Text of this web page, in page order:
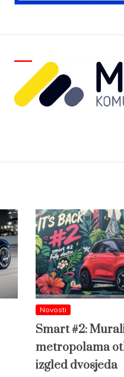
Novosti
Smart #2:
metropolama
izgled dvosjeda